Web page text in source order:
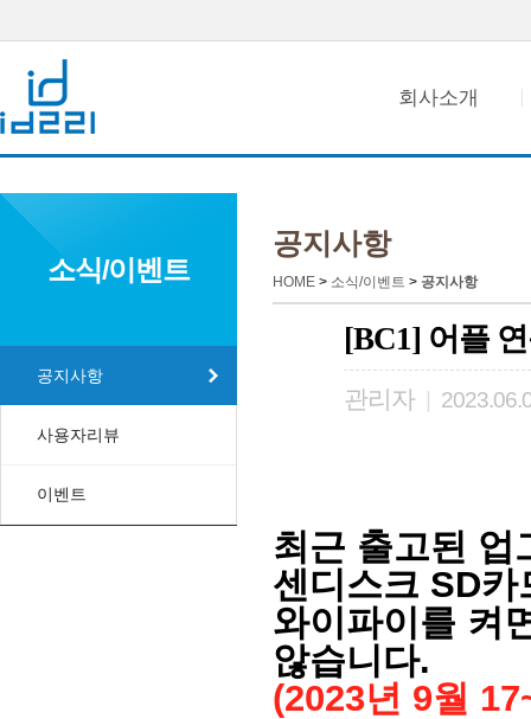
회사소개
소식/이벤트
공지사항
사용자리뷰
이벤트
공지사항
HOME > 소식/이벤트 > 공지사항
[BC1] 어플
관리자
최근 출고된 업
센디스크 SD
와이파이를 켜
않습니다.
(2023년 9월